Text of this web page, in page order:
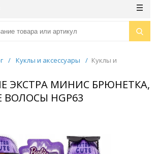
/ Куклы и аксессуары / Куклы и
ЭКСТРА МИНИС БРЮНЕТКА,
HGP63